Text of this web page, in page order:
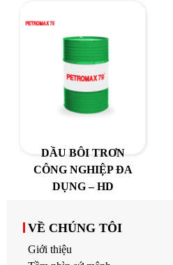
DẦU BÔI TRƠN
CÔNG NGHIỆP ĐA
DỤNG – HD
VỀ CHÚNG TÔI
Giới thiệu